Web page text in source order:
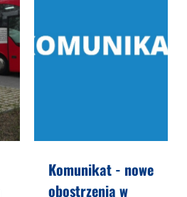
Komunikat - nowe
obostrzenia w